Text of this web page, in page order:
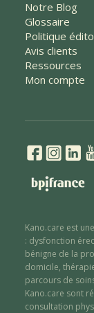
Notre Blog
Glossaire
Politique
Avis clients
Ressources
Mon compte
Kano.care est
: dysfonction
bénigne de la
domicile,
parcours de
Kano.care sont
consultation